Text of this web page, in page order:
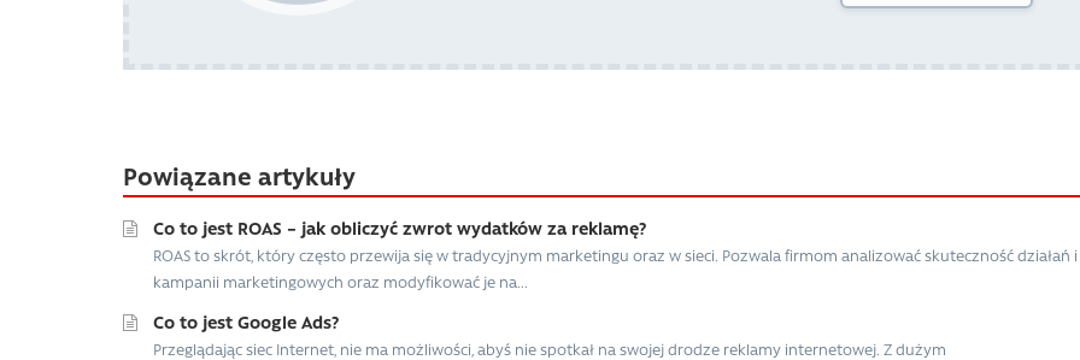
Powiązane artykuły
Co to jest ROAS – jak obliczyć zwrot wydatków za reklamę?
ROAS to skrót, który często przewija się w tradycyjnym marketingu oraz w sieci. Pozwala firmom analizować skuteczność działań i
kampanii marketingowych oraz modyfikować je na...
Co to jest Google Ads?
Przeglądając siec Internet, nie ma możliwości, abyś nie spotkał na swojej drodze reklamy internetowej. Z dużym